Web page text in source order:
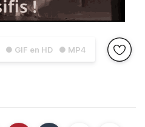
● GIF en HD ● MP4